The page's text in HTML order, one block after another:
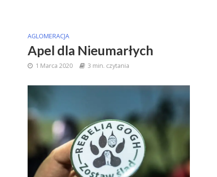
AGLOMERACJA
Apel dla Nieumarłych
1 Marca 2020 3 min. czytania